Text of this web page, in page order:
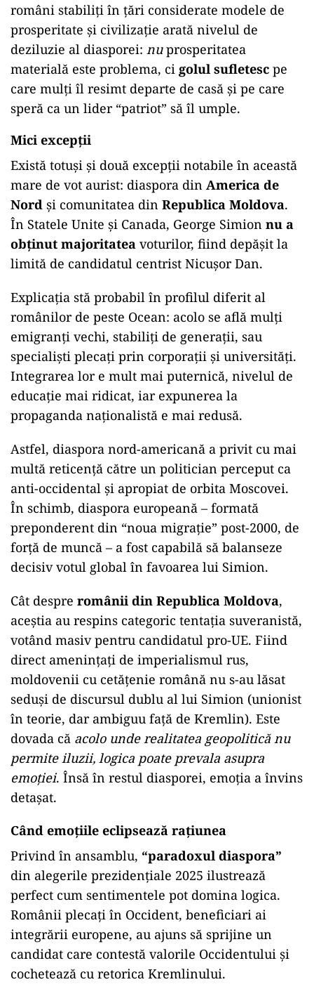
români stabiliți în țări considerate modele de
prosperitate și civilizație arată nivelul de
deziluzie al diasporei: nuprosperitatea
materială este problema, ci golul sufletesc pe
care mulți îl resimt departe de casă și pe care
speră ca un lider “patriot” să îl umple.
Mici excepții
Există totuși și două excepții notabile în această
mare de vot aurist: diaspora din America de
Nord și comunitatea din Republica Moldova.
În Statele Unite și Canada, George Simion nu a
obținut majoritatea voturilor, fiind depășit la
limită de candidatul centrist Nicușor Dan.
Explicația stă probabil în profilul diferit al
românilor de peste Ocean: acolo se află mulți
emigranți vechi, stabiliți de generații, sau
specialiști plecați prin corporații și universități.
Integrarea lor e mult mai puternică, nivelul de
educație mai ridicat, iar expunerea la
propaganda naționalistă e mai redusă.
Astfel, diaspora nord-americană a privit cu mai
multă reticență către un politician perceput ca
anti-occidental și apropiat de orbita Moscovei.
În schimb, diaspora europeană – formată
preponderent din “noua migrație” post-2000, de
forță de muncă – a fost capabilă să balanseze
decisiv votul global în favoarea lui Simion.
Cât despre românii din Republica Moldova,
aceștia au respins categoric tentația suveranistă,
votând masiv pentru candidatul pro-UE. Fiind
direct amenințați de imperialismul rus,
moldovenii cu cetățenie română nu s-au lăsat
seduși de discursul dublu al lui Simion (unionist
în teorie, dar ambiguu față de Kremlin). Este
dovada că acolo unde realitatea geopolitică nu
permite iluzii, logica poate prevala asupra
emoției. Însă în restul diasporei, emoția a învins
detașat.
Când emoțiile eclipsează rațiunea
Privind în ansamblu, “paradoxul diaspora”
din alegerile prezidențiale 2025 ilustrează
perfect cum sentimentele pot domina logica.
Românii plecați în Occident, beneficiari ai
integrării europene, au ajuns să sprijine un
candidat care contestă valorile Occidentului și
cochetează cu retorica Kremlinului.